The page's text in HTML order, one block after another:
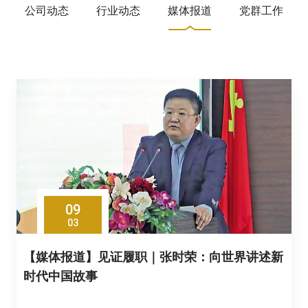
公司动态 行业动态 媒体报道 党群工作
09
03
【媒体报道】见证履职｜张时荣：向世界讲述新
时代中国故事